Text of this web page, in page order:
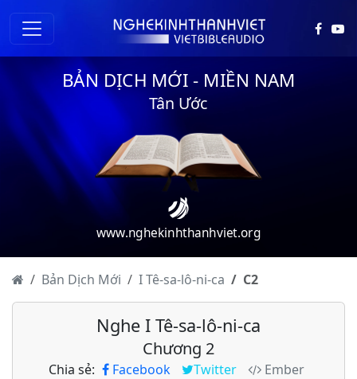
BẢN DỊCH MỚI - MIỀN NAM
Tân Ước
www.nghekinhthanhviet.org
Bản Dịch Mới I Tê-sa-lô-ni-ca C2
Nghe I Tê-sa-lô-ni-ca
Chương 2
Chia sẻ: Facebook Twitter
Ember